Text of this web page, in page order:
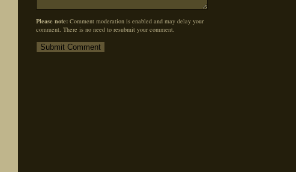
Please note: Comment moderation is enabled and may delay your
comment. There is no need to resubmit your comment.